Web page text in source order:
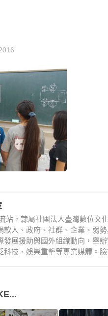
站，隸屬社團法人臺灣數位文
款人、政府、社群、企業、弱
發展援助與國外組織動向，舉
科技、娛樂重擊等專業媒體。